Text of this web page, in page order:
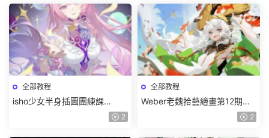
全部教程
isho少女半身插圖團練課
2026【畫質高清隻有視頻】 2
全部教程
Weber老魏拾藝繪畫第12期角
色特訓班【畫質不錯隻有視
2